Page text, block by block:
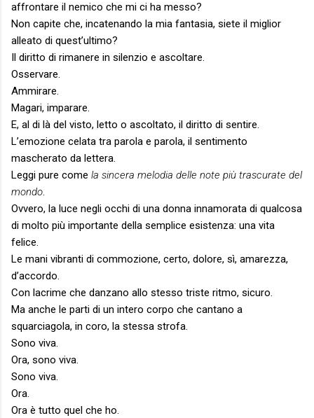
affrontare il nemico che mi ci ha messo?
Non capite che, incatenando la mia fantasia, siete il miglior
alleato di quest’ultimo?
Il diritto di rimanere in silenzio e ascoltare.
Osservare.
Ammirare.
Magari, imparare.
E, al di là del visto, letto o ascoltato, il diritto di sentire.
L’emozione celata tra parola e parola, il sentimento
mascherato da lettera.
Leggi pure come la sincera melodia delle note più trascurate del
mondo.
Ovvero, la luce negli occhi di una donna innamorata di qualcosa
di molto più importante della semplice esistenza: una vita
felice.
Le mani vibranti di commozione, certo, dolore, sì, amarezza,
d’accordo.
Con lacrime che danzano allo stesso triste ritmo, sicuro.
Ma anche le parti di un intero corpo che cantano a
squarciagola, in coro, la stessa strofa.
Sono viva.
Ora, sono viva.
Sono viva.
Ora.
Ora è tutto quel che ho.